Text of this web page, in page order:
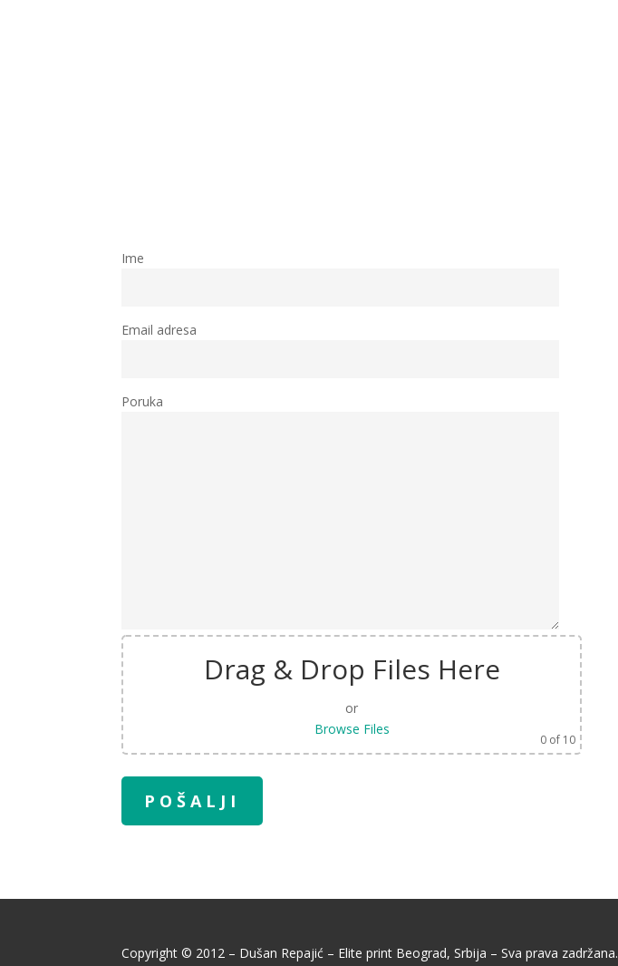
Ime
Email adresa
Poruka
Drag & Drop Files Here
or
Browse Files
0 of 10
Copyright © 2012 – Dušan Repajić – Elite print Beograd, Srbija – Sva prava zadržana.